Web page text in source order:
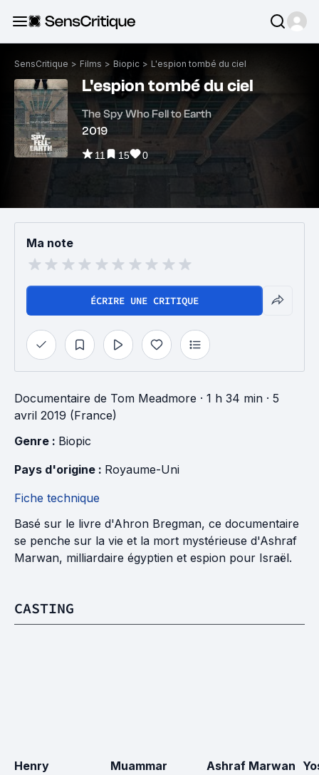
SensCritique > Films > Biopic > L'espion tombé du ciel
L'espion tombé du ciel
The Spy Who Fell to Earth
2019
11 15 0
Ma note
ÉCRIRE UNE CRITIQUE
Documentaire de Tom Meadmore · 1 h 34 min · 5
avril 2019 (France)
Genre : Biopic
Pays d'origine : Royaume-Uni
Fiche technique
Basé sur le livre d'Ahron Bregman, ce documentaire
se penche sur la vie et la mort mystérieuse d'Ashraf
Marwan, milliardaire égyptien et espion pour Israël.
CASTING
Henry
Muammar
Ashraf Marwan